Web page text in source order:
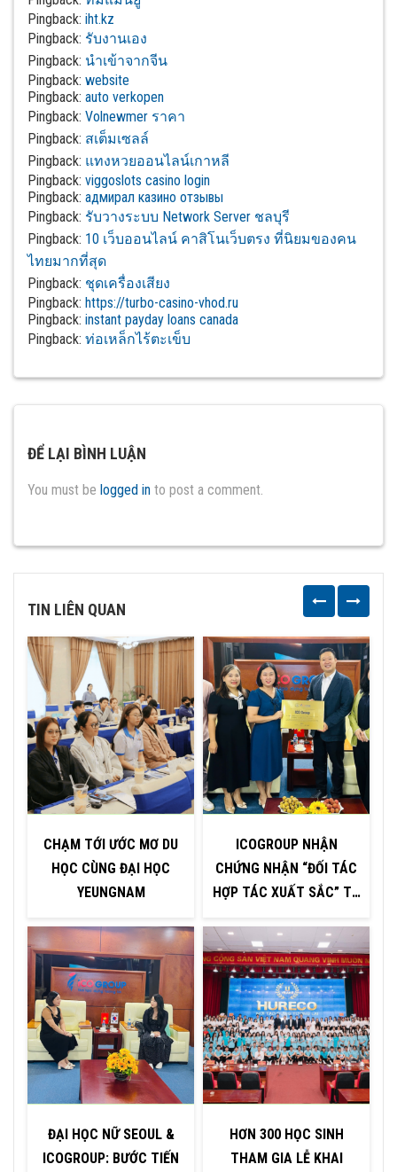
Pingback: iht.kz
Pingback: รับงานเอง
Pingback: นำเข้าจากจีน
Pingback: website
Pingback: auto verkopen
Pingback: Volnewmer ราคา
Pingback: สเต็มเซลล์
Pingback: แทงหวยออนไลน์เกาหลี
Pingback: viggoslots casino login
Pingback: адмирал казино отзывы
Pingback: รับวางระบบ Network Server ชลบุรี
Pingback: 10 เว็บออนไลน์ คาสิโนเว็บตรง ที่นิยมของคน
ไทยมากที่สุด
Pingback: ชุดเครื่องเสียง
Pingback: https://turbo-casino-vhod.ru
Pingback: instant payday loans canada
Pingback: ท่อเหล็กไร้ตะเข็บ
ĐỂ LẠI BÌNH LUẬN
You must be logged in to post a comment.
TIN LIÊN QUAN
CHẠM TỚI ƯỚC MƠ DU
HỌC CÙNG ĐẠI HỌC
YEUNGNAM
ĐẠI HỌC NỮ SEOUL &
ICOGROUP: BƯỚC TIẾN
ICOGROUP NHẬN
CHỨNG NHẬN “ĐỐI TÁC
HỢP TÁC XUẤT SẮC” TỪ
QUỐC
HƠN 300 HỌC SINH
THAM GIA LỄ KHAI